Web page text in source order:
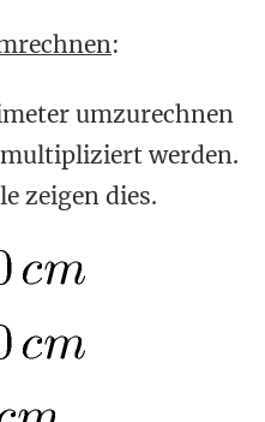
:
umzurechnen
werden.
zeigen dies.